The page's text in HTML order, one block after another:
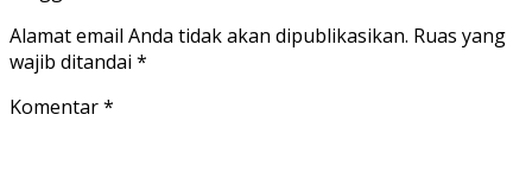
Alamat email Anda tidak akan dipublikasikan. Ruas yang
wajib ditandai *
Komentar*